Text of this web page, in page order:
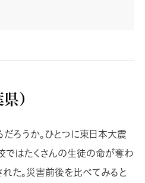
）
ろうか。ひとつに東日本大震
ではたくさんの生徒の命が奪わ
た。災害前後を比べてみると